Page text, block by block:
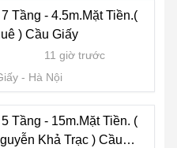
Tầng - 4.5m.Mặt Tiền.(
) Cầu Giấy
11 giờ trước
Hà Nội
Tầng - 15m.Mặt Tiền. (
Khả Trạc ) Cầu